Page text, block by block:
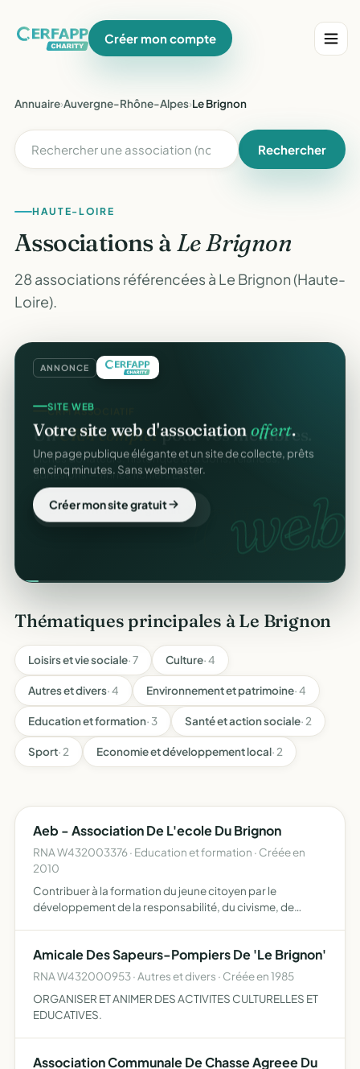
Créer mon compte
Annuaire›Auvergne-Rhône-Alpes›Le Brignon
Rechercher
HAUTE-LOIRE
Associations àLe Brignon
28 associations référencées à Le Brignon (Haute-
Loire).
ANNONCE
web.
SITE WEB
Votre site web d'association offert.
Une page publique élégante et un site de collecte, prêts
en cinq minutes. Sans webmaster.
Créer mon site gratuit
Thématiques principales à Le Brignon
Loisirs et vie sociale· 7 Culture· 4
Autres et divers· 4 Environnement et patrimoine· 4
Education et formation· 3 Santé et action sociale· 2
Sport· 2 Economie et développement local· 2
Aeb - Association De L'ecole Du Brignon
RNA W432003376 · Education et formation · Créée en
2010
Contribuer à la formation du jeune citoyen par le
développement de la responsabilité, du civisme, de
d'acivités sco…
Amicale Des Sapeurs-Pompiers De 'Le Brignon'
RNA W432000953 · Autres et divers · Créée en 1985
ORGANISER ET ANIMER DES ACTIVITES CULTURELLES ET
EDUCATIVES.
Association Communale De Chasse Agreee Du